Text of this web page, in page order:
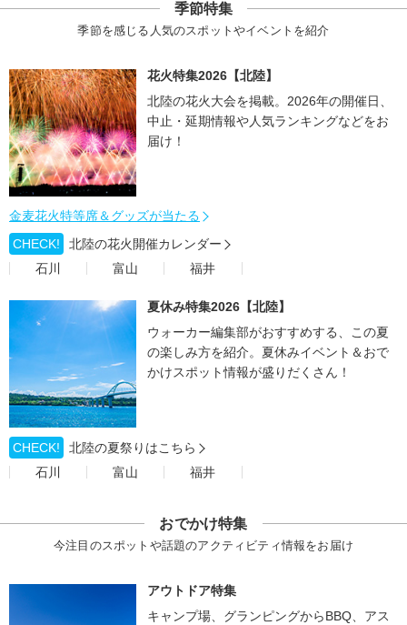
季節特集
季節を感じる人気のスポットやイベントを紹介
花火特集2026【北陸】
北陸の花火大会を掲載。2026年の開催日、
中止・延期情報や人気ランキングなどをお
届け！
金麦花火特等席＆グッズが当たる
CHECK!
北陸の花火開催カレンダー
石川
富山 福井
夏休み特集2026【北陸】
ウォーカー編集部がおすすめする、この夏
の楽しみ方を紹介。夏休みイベント＆おで
かけスポット情報が盛りだくさん！
CHECK!
北陸の夏祭りはこちら
石川
富山 福井
おでかけ特集
今注目のスポットや話題のアクティビティ情報をお届け
アウトドア特集
キャンプ場、グランピングからBBQ、アス